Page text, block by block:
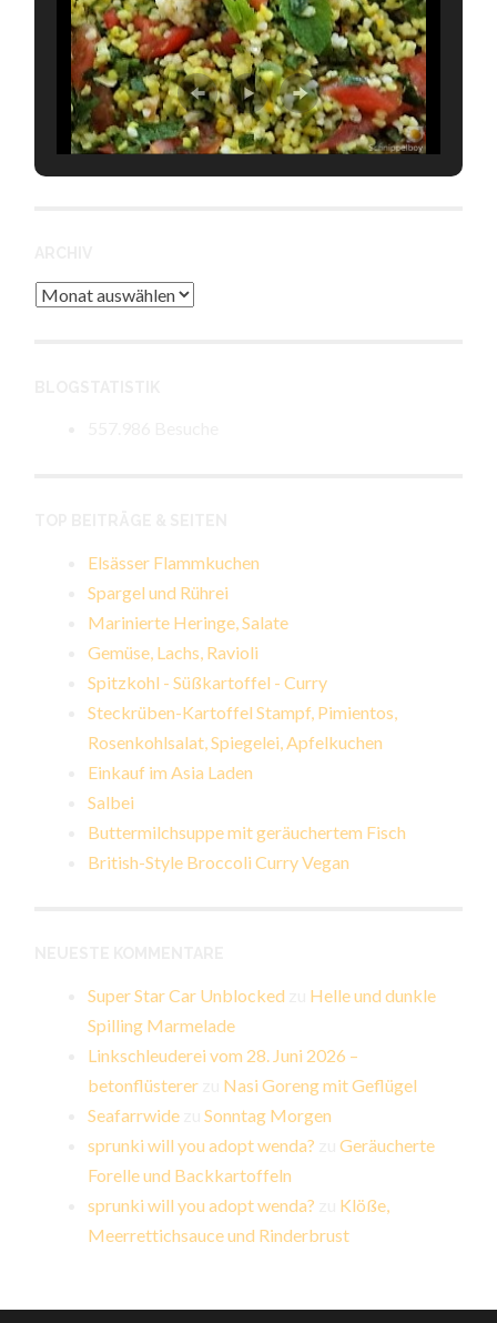
Archiv
Elsässer Flammkuchen
Spargel und Rührei
Marinierte Heringe, Salate
Gemüse, Lachs, Ravioli
Spitzkohl - Süßkartoffel - Curry
Steckrüben-Kartoffel Stampf, Pimientos,
Rosenkohlsalat, Spiegelei, Apfelkuchen
Einkauf im Asia Laden
Salbei
Buttermilchsuppe mit geräuchertem Fisch
British-Style Broccoli Curry Vegan
Super Star Car Unblocked
Helle und dunkle
Spilling Marmelade
Linkschleuderei vom 28. Juni 2026 –
betonflüsterer
Nasi Goreng mit Geflügel
Seafarrwide zuSonntag Morgen
sprunki will you adopt wenda? zuGeräucherte
Forelle und Backkartoffeln
sprunki will you adopt wenda?
Klöße,
Meerrettichsauce und Rinderbrust